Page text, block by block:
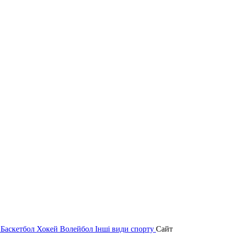
Баскетбол Хокей Волейбол Інші види спорту Сайт